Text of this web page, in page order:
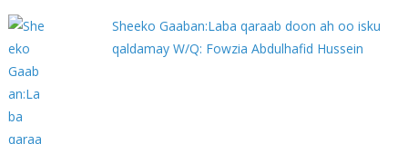
Sheeko Gaaban:Laba qaraab doon ah oo isku
qaldamay W/Q: Fowzia Abdulhafid Hussein